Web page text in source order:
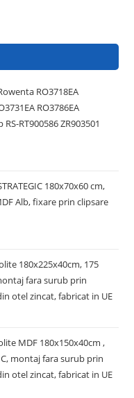
RO3718EA
RO3786EA
RS-RT900586 ZR903501
180x70x60 cm,
Alb, fixare prin clipsare
180x225x40cm, 175
fara surub prin
otel zincat, fabricat in UE
MDF 180x150x40cm ,
montaj fara surub prin
otel zincat, fabricat in UE